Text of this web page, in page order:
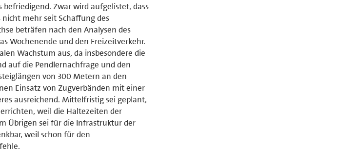
Zwar wird aufgelistet, dass
mehr seit Schaffung des
beträfen nach den Analysen des
Wochenende und den Freizeitverkehr.
Wachstum aus, da insbesondere die
auf die Pendlernachfrage und den
von 300 Metern an den
Einsatz von Zugverbänden mit einer
ausreichend. Mittelfristig sei geplant,
weil die Haltezeiten der
Übrigen sei für die Infrastruktur der
weil schon für den